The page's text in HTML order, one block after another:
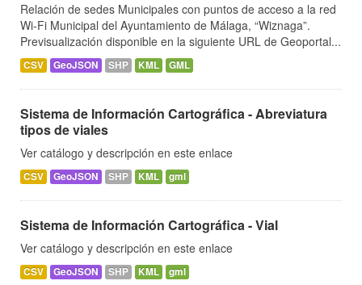
Relación de sedes Municipales con puntos de acceso a la red
Wi-Fi Municipal del Ayuntamiento de Málaga, “Wiznaga”.
Previsualización disponible en la siguiente URL de Geoportal...
CSV GeoJSON SHP KML GML
Sistema de Información Cartográfica - Abreviatura
tipos de viales
Ver catálogo y descripción en este enlace
CSV GeoJSON SHP KML gml
Sistema de Información Cartográfica - Vial
Ver catálogo y descripción en este enlace
CSV GeoJSON SHP KML gml